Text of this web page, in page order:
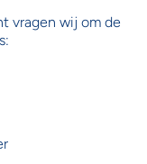
vragen wij om de